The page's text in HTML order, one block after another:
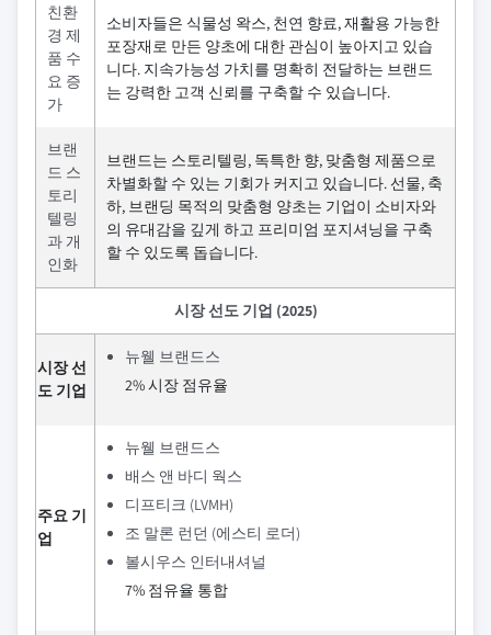
친환
경 제
품 수
요 증
가
소비자들은 식물성 왁스, 천연 향료, 재활용 가능한
포장재로 만든 양초에 대한 관심이 높아지고 있습
니다. 지속가능성 가치를 명확히 전달하는 브랜드
는 강력한 고객 신뢰를 구축할 수 있습니다.
브랜
드 스
토리
텔링
과 개
인화
브랜드는 스토리텔링, 독특한 향, 맞춤형 제품으로
차별화할 수 있는 기회가 커지고 있습니다. 선물, 축
하, 브랜딩 목적의 맞춤형 양초는 기업이 소비자와
의 유대감을 깊게 하고 프리미엄 포지셔닝을 구축
할 수 있도록 돕습니다.
시장 선도 기업 (2025)
시장 선
도 기업
뉴웰 브랜드스
2% 시장 점유율
주요 기
업
뉴웰 브랜드스
배스 앤 바디 웍스
디프티크 (LVMH)
조 말론 런던 (에스티 로더)
볼시우스 인터내셔널
7% 점유율 통합